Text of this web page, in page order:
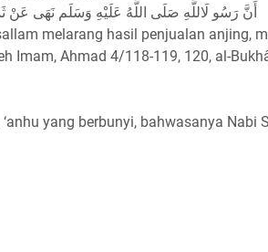
أَنَّ رَسُو لَاللَّهِ صَلَى اللَّهُ عَلَيْهِ وَسَلَم نَهَى عَنْ
melarang hasil penjualan anjing,
Imam, Ahmad 4/118-119, 120, al-
yang berbunyi, bahwasanya Nabi